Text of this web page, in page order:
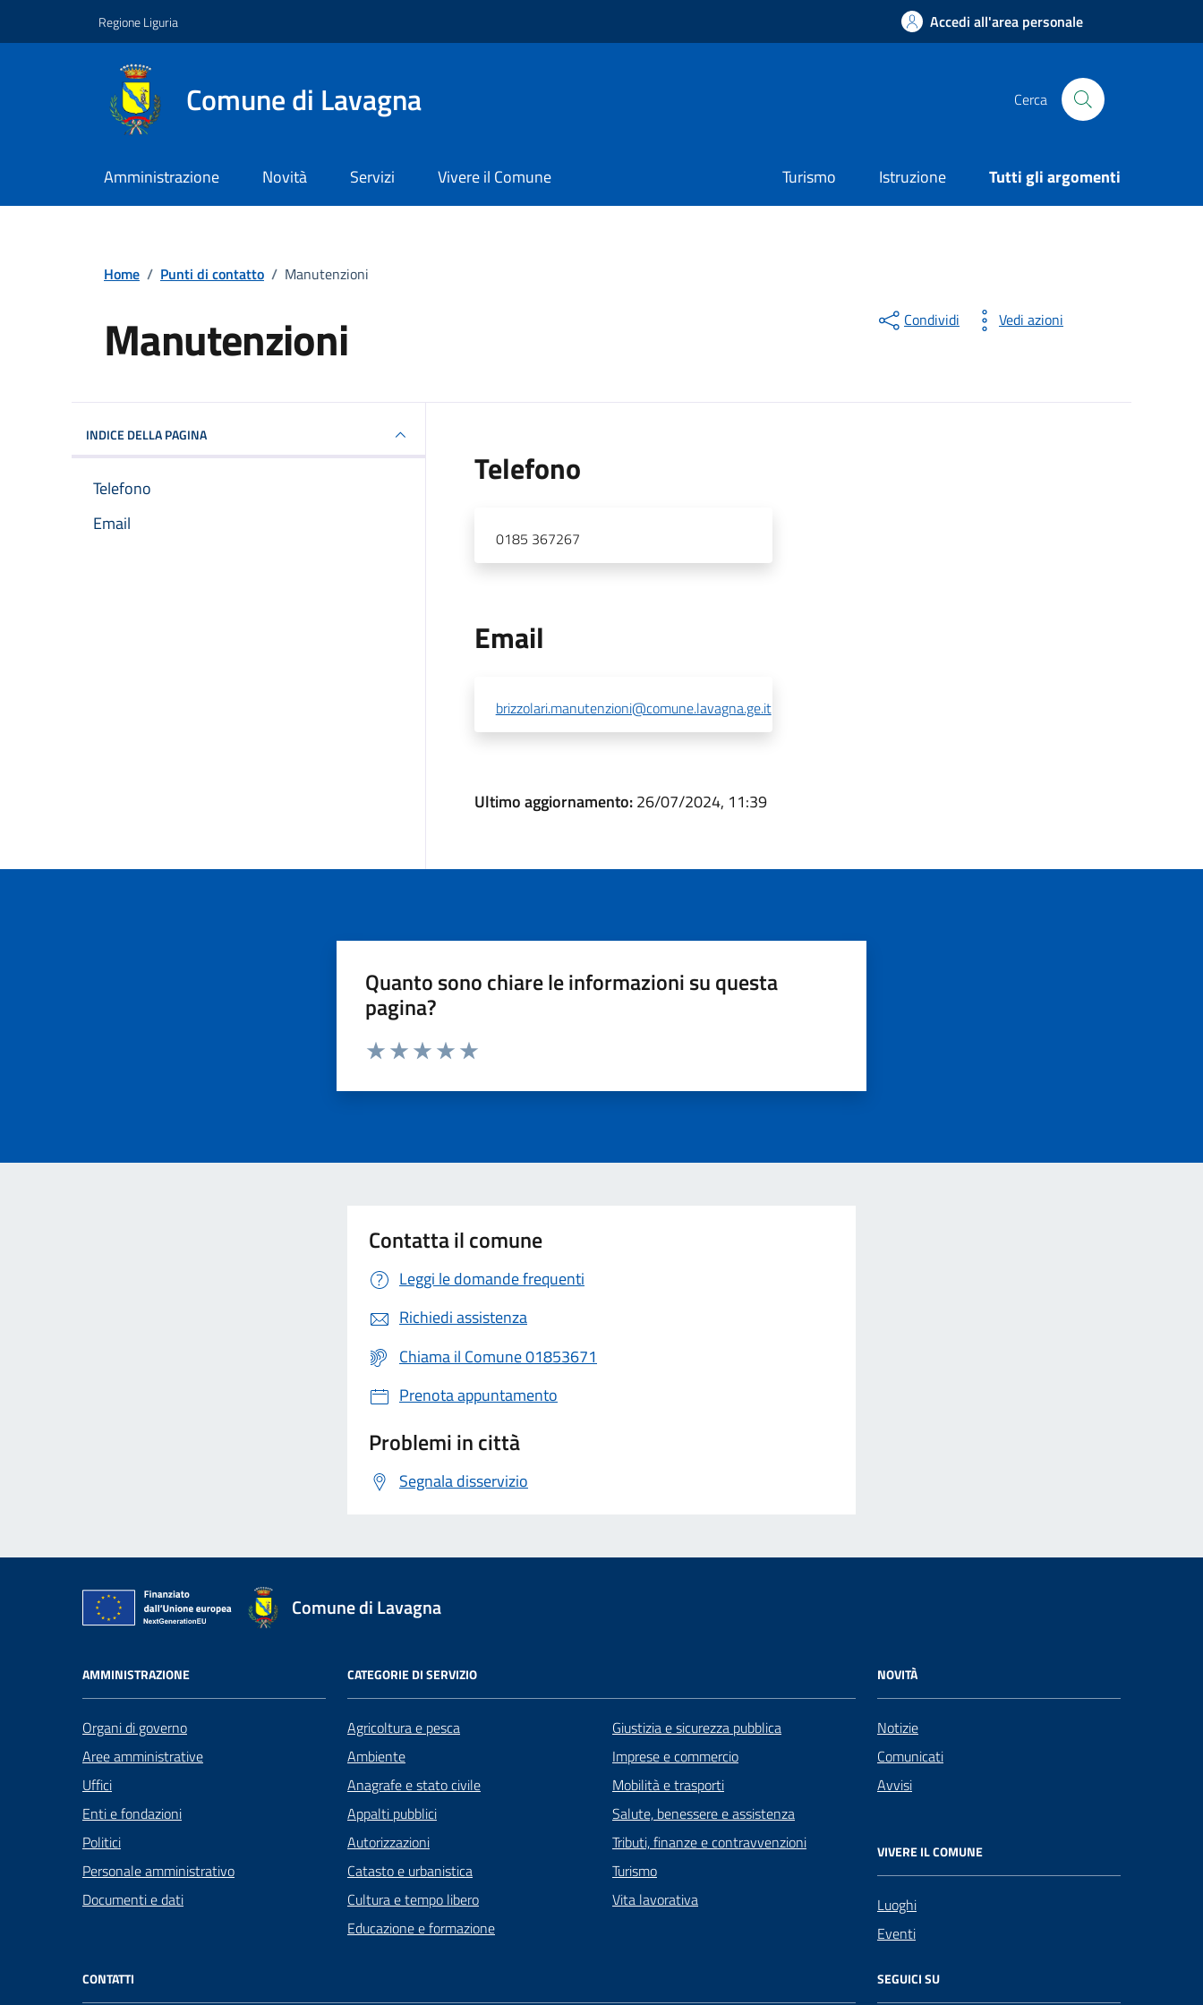
Regione Liguria Accedi all'area personale
Comune di Lavagna Cerca
Amministrazione Novità Servizi Vivere il Comune Turismo Istruzione Tutti gli argomenti
Home / Punti di contatto / Manutenzioni
Manutenzioni
Punto di contatto
Condividi Vedi azioni
INDICE DELLA PAGINA
Telefono
Email
Telefono
0185 367267
Email
brizzolari.manutenzioni@comune.lavagna.ge.it
Ultimo aggiornamento:26/07/2024, 11:39
Quanto sono chiare le informazioni su questa
pagina?
Contatta il comune
Leggi le domande frequenti
Richiedi assistenza
Chiama il Comune 01853671
Prenota appuntamento
Problemi in città
Segnala disservizio
Comune di Lavagna
AMMINISTRAZIONE
Organi di governo
Aree amministrative
Uffici
Enti e fondazioni
Politici
Personale amministrativo
Documenti e dati
CATEGORIE DI SERVIZIO
Agricoltura e pesca
Ambiente
Anagrafe e stato civile
Appalti pubblici
Autorizzazioni
Catasto e urbanistica
Cultura e tempo libero
Educazione e formazione
Giustizia e sicurezza pubblica
Imprese e commercio
Mobilità e trasporti
Salute, benessere e assistenza
Tributi, finanze e contravvenzioni
Turismo
Vita lavorativa
NOVITÀ
Notizie
Comunicati
Avvisi
VIVERE IL COMUNE
Luoghi
Eventi
CONTATTI SEGUICI SU